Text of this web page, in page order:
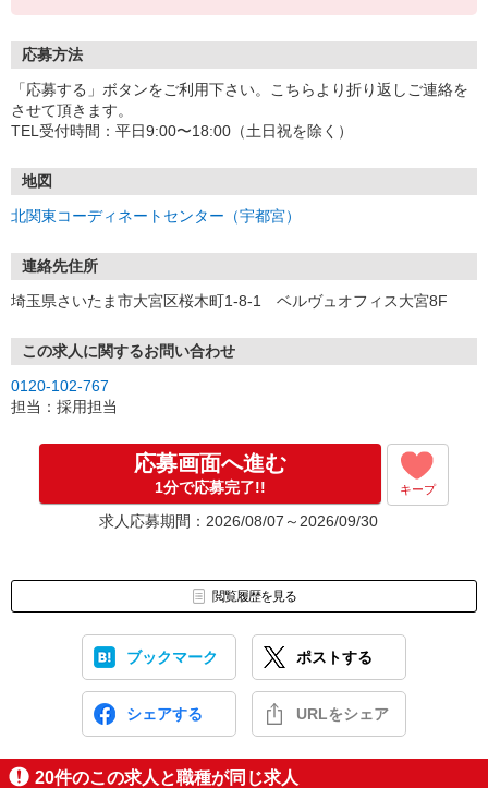
応募方法
「応募する」ボタンをご利用下さい。こちらより折り返しご連絡を
させて頂きます。
TEL受付時間：平日9:00〜18:00（土日祝を除く）
地図
北関東コーディネートセンター（宇都宮）
連絡先住所
埼玉県さいたま市大宮区桜木町1-8-1 ベルヴュオフィス大宮8F
この求人に関するお問い合わせ
0120-102-767
担当：採用担当
応募画面へ進む
1分で応募完了!! キープ
求人応募期間：2026/08/07～2026/09/30
閲覧履歴を見る
ブックマーク ポストする
シェアする URLをシェア
20件のこの求人と職種が同じ求人